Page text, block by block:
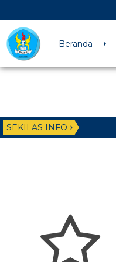
Beranda
SEKILAS INFO